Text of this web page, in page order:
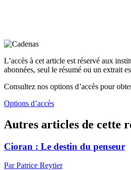
L’accès à cet article est réservé aux
abonnées, seul le résumé ou un extrait
Consultez nos options d’accès pour
Options d’accès
Autres articles de cette
Cioran : Le destin du penseur
Par Patrice Reytier